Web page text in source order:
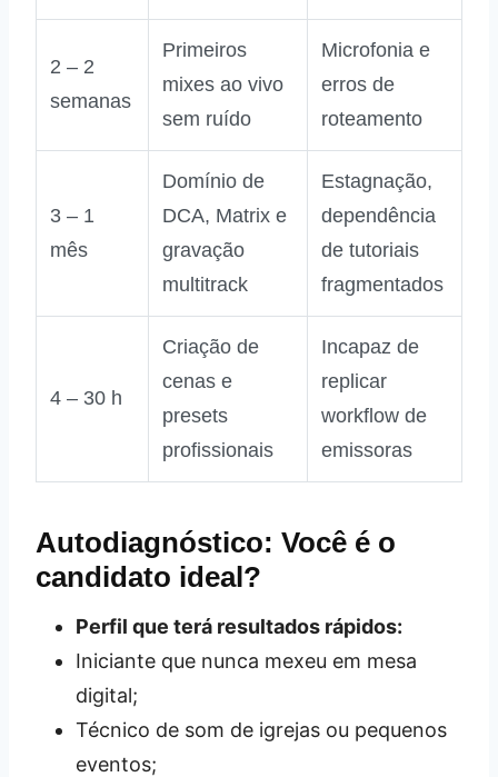
2 – 2
semanas
Primeiros
mixes ao vivo
sem ruído
Microfonia e
erros de
roteamento
3 – 1
mês
Domínio de
DCA, Matrix e
gravação
multitrack
Estagnação,
dependência
de tutoriais
fragmentados
4 – 30 h
Criação de
cenas e
presets
profissionais
Incapaz de
replicar
workflow de
emissoras
Autodiagnóstico: Você é o
candidato ideal?
Perfil que terá resultados rápidos:
Iniciante que nunca mexeu em mesa
digital;
Técnico de som de igrejas ou pequenos
eventos;